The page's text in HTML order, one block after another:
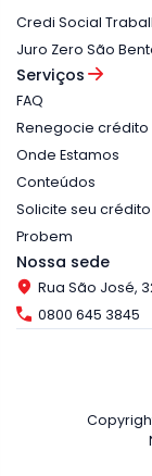
Credi Social
Juro Zero São
Serviços
FAQ
Renegocie crédito
Onde Estamos
Conteúdos
Solicite seu crédito
Probem
Nossa sede
Rua São José,
0800 645 3845